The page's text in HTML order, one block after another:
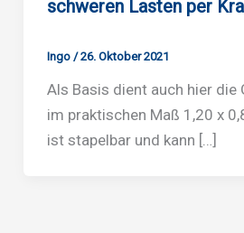
schweren Lasten per
Ingo /26. Oktober 2021
Als Basis dient auch hier die
im praktischen Maß 1,20 x
ist stapelbar und kann […]